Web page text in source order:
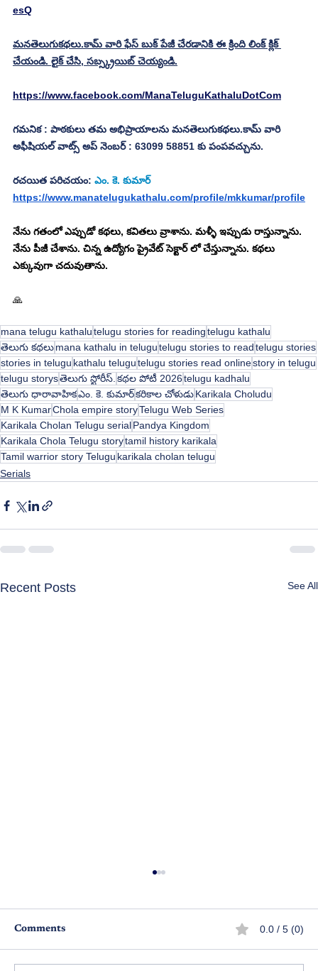
esQ
మనతెలుగుకథలు.కామ్ వారి ఫేస్ బుక్ పేజీ చేరడానికి ఈ క్రింది లింక్ క్లిక్
చేయండి. లైక్ చేసి, సబ్స్క్రయిబ్ చెయ్యండి.
https://www.facebook.com/ManaTeluguKathaluDotCom
గమనిక : పాఠకులు తమ అభిప్రాయాలను మనతెలుగుకథలు.కామ్ వారి
అఫీషియల్ వాట్స్ అప్ నెంబర్ : 63099 58851 కు పంపవచ్చును.
రచయిత పరిచయం: ఎం. కె. కుమార్
https://www.manatelugukathalu.com/profile/mkkumar/profile
నేను గతంలో ఎప్పుడో కథలు, కవితలు వ్రాశాను. మళ్ళీ ఇప్పుడు రాస్తున్నాను.
నేను పీజీ చేశాను. చిన్న ఉద్యోగం ప్రైవేట్ సెక్టార్ లో చేస్తున్నాను. కథలు
ఎక్కువుగా చదువుతాను.
🙏
mana telugu kathalutelugu stories for readingtelugu kathalu
తెలుగు కథలుmana kathalu in telugutelugu stories to readtelugu stories
stories in telugu kathalu telugutelugu stories read onlinestory in telugu
telugu storysతెలుగు స్టోరీస్. కథల పోటీ 2026telugu kadhalu
తెలుగు ధారావాహికఎం. కె. కుమార్కరికాల చోళుడుKarikala Choludu
M K KumarChola empire storyTelugu Web Series
Karikala Cholan Telugu serialPandya Kingdom
Karikala Chola Telugu storytamil history karikala
Tamil warrior story Telugu karikala cholan telugu
Serials
Recent Posts See All
మనో శిఖరం - పార్ట్ 13
Comments 0.0 / 5 (0)